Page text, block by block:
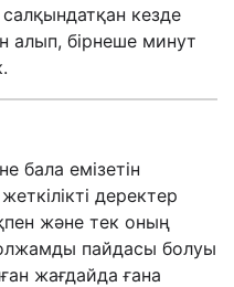
кезде
алып, бірнеше минут
бала емізетін
деректер
және тек оның
пайдасы болуы
жағдайда ғана